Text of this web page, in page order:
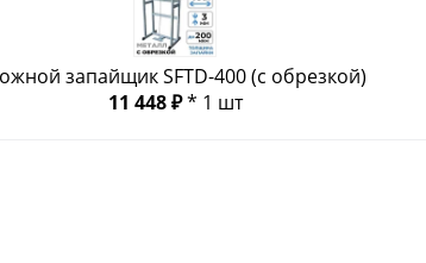
запайщик SFTD-400 (с обрезкой)
11 448 ₽* 1 шт